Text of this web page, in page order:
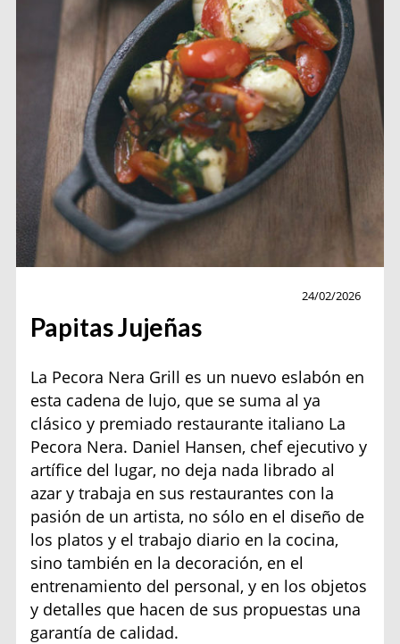
24/02/2026
Papitas Jujeñas
La Pecora Nera Grill es un nuevo eslabón en
esta cadena de lujo, que se suma al ya
clásico y premiado restaurante italiano La
Pecora Nera. Daniel Hansen, chef ejecutivo y
artífice del lugar, no deja nada librado al
azar y trabaja en sus restaurantes con la
pasión de un artista, no sólo en el diseño de
los platos y el trabajo diario en la cocina,
sino también en la decoración, en el
entrenamiento del personal, y en los objetos
y detalles que hacen de sus propuestas una
garantía de calidad.